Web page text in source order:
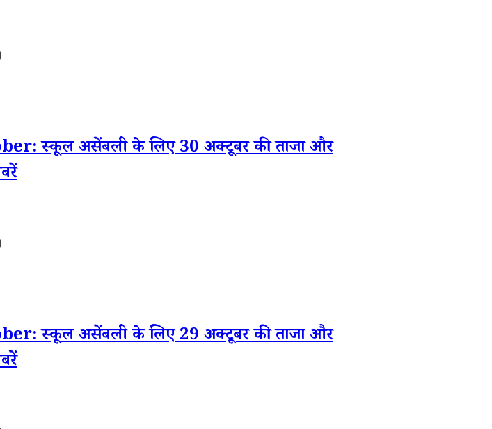
स्कूल असेंबली के लिए 30 अक्टूबर की ताजा और
स्कूल असेंबली के लिए 29 अक्टूबर की ताजा और